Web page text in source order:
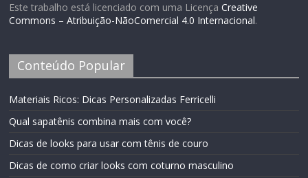
Este trabalho está licenciado com uma LicençaCreative
Commons – Atribuição-NãoComercial 4.0 Internacional.
Conteúdo Popular
Materiais Ricos: Dicas Personalizadas Ferricelli
Qual sapatênis combina mais com você?
Dicas de looks para usar com tênis de couro
Dicas de como criar looks com coturno masculino